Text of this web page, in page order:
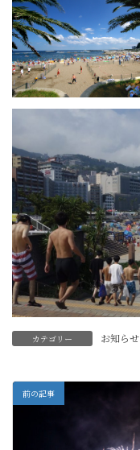
カテゴリー お知らせ
前の記事